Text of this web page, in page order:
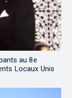
au 8e
Locaux Unis